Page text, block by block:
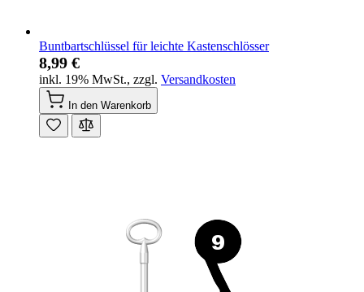
Buntbartschlüssel für leichte Kastenschlösser
8,99 €
inkl. 19% MwSt., zzgl. Versandkosten
In den Warenkorb